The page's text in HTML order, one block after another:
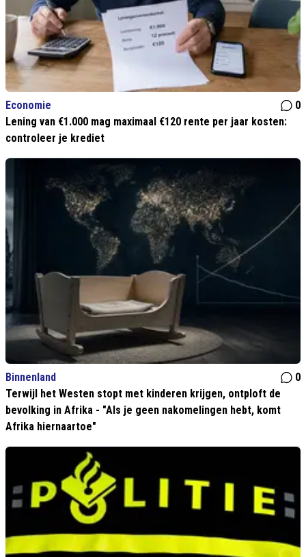
Economie
0
Lening van €1.000 mag maximaal €120 rente per jaar kosten:
controleer je krediet
Binnenland
0
Terwijl het Westen stopt met kinderen krijgen, ontploft de
bevolking in Afrika - "Als je geen nakomelingen hebt, komt
Afrika hiernaartoe"